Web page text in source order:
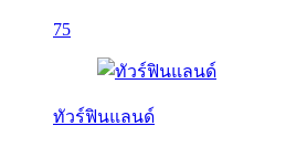
75
ทัวร์ฟินแลนด์